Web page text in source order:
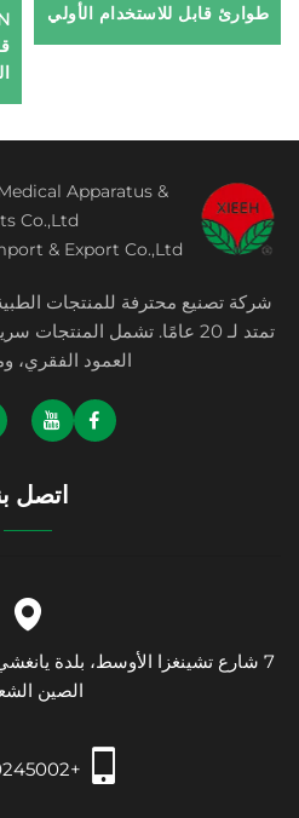
طوارئ قابل للاستخدام الأولي
Apparatus &
Co.,Ltd
& Export Co.,Ltd.
شركة تصنيع محترفة للمنتجات
تمتد لـ 20 عامًا. تشمل
العمود الفقري،
اتصل
الصين
+86-15150245002